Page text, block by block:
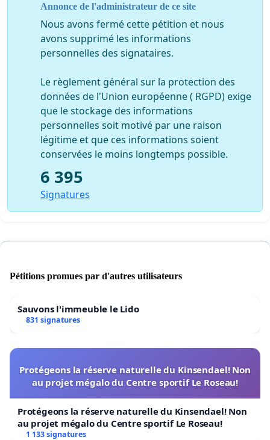
Annonce de l'administrateur de ce site
Nous avons fermé cette pétition et nous
avons supprimé les informations
personnelles des signataires.
Le règlement général sur la protection des
données de l'Union européenne ( RGPD) exige
que le stockage des informations
personnelles soit motivé par une raison
légitime et que ces informations soient
conservées le moins longtemps possible.
6 395
Signatures
Pétitions promues par d'autres utilisateurs
Sauvons l'immeuble le Lido
831 signatures
Protégeons la réserve naturelle du Kinsendael! Non
au projet mégalo du Centre sportif Le Roseau!
Protégeons la réserve naturelle du Kinsendael! Non
au projet mégalo du Centre sportif Le Roseau!
1 133 signatures